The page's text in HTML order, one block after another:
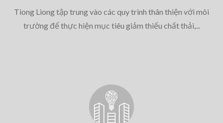
Tiong Liong tập trung vào các quy trình thân thiện với môi
trường để thực hiện mục tiêu giảm thiểu chất thải,...